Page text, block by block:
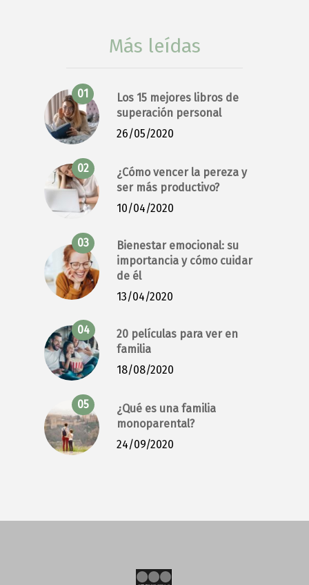
Más leídas
Los 15 mejores libros de
superación personal
26/05/2020
¿Cómo vencer la pereza y
ser más productivo?
10/04/2020
Bienestar emocional: su
importancia y cómo cuidar
de él
13/04/2020
20 películas para ver en
familia
18/08/2020
¿Qué es una familia
monoparental?
24/09/2020